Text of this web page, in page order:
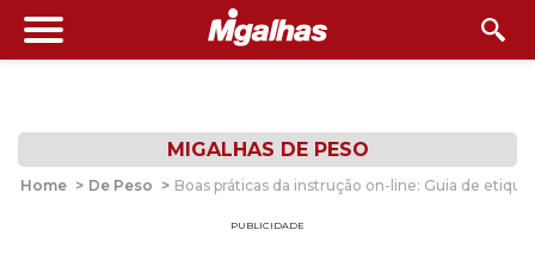
MIGALHAS DE PESO
Home > De Peso > Boas práticas da instrução on-line: Guia de
PUBLICIDADE